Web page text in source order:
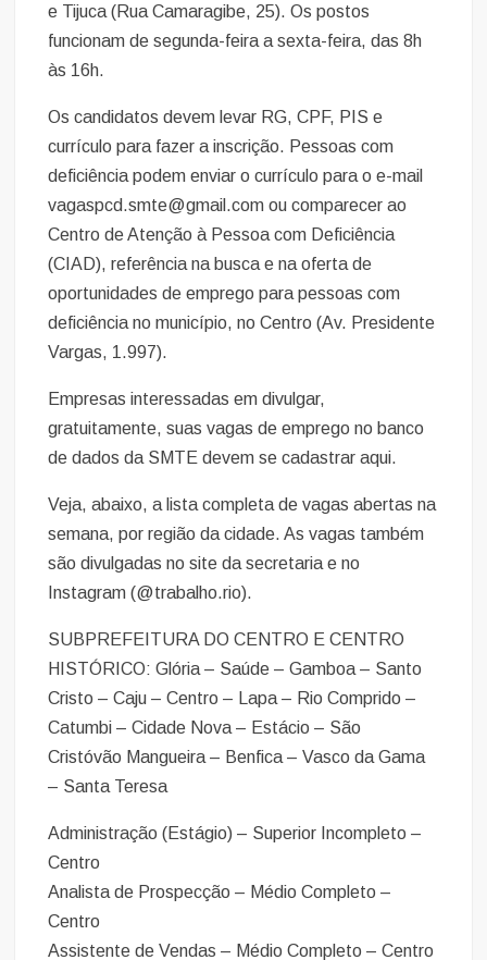
e Tijuca (Rua Camaragibe, 25). Os postos
funcionam de segunda-feira a sexta-feira, das 8h
às 16h.
Os candidatos devem levar RG, CPF, PIS e
currículo para fazer a inscrição. Pessoas com
deficiência podem enviar o currículo para o e-mail
vagaspcd.smte@gmail.com ou comparecer ao
Centro de Atenção à Pessoa com Deficiência
(CIAD), referência na busca e na oferta de
oportunidades de emprego para pessoas com
deficiência no município, no Centro (Av. Presidente
Vargas, 1.997).
Empresas interessadas em divulgar,
gratuitamente, suas vagas de emprego no banco
de dados da SMTE devem se cadastrar aqui.
Veja, abaixo, a lista completa de vagas abertas na
semana, por região da cidade. As vagas também
são divulgadas no site da secretaria e no
Instagram (@trabalho.rio).
SUBPREFEITURA DO CENTRO E CENTRO
HISTÓRICO: Glória – Saúde – Gamboa – Santo
Cristo – Caju – Centro – Lapa – Rio Comprido –
Catumbi – Cidade Nova – Estácio – São
Cristóvão Mangueira – Benfica – Vasco da Gama
– Santa Teresa
Administração (Estágio) – Superior Incompleto –
Centro
Analista de Prospecção – Médio Completo –
Centro
Assistente de Vendas – Médio Completo – Centro